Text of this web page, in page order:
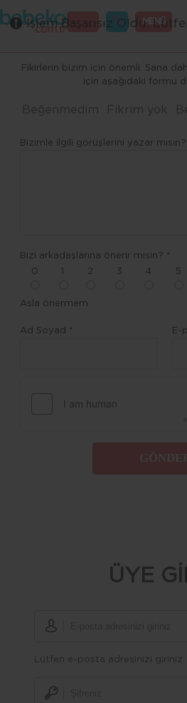
MENÜ
GİRİŞ
Fikirlerin bizim için önemli. Sana
için aşağıdaki formu
Beğenmedim Fikrim yok
Bizimle ilgili görüşlerini yazar mısın?
Bizi arkadaşlarına önerir misin? *
0
2 3 4 5
Asla önermem
Ad Soyad * E-
ÜYE
Lütfen e-posta adresinizi giriniz
İşlem Başarısız Oldu.